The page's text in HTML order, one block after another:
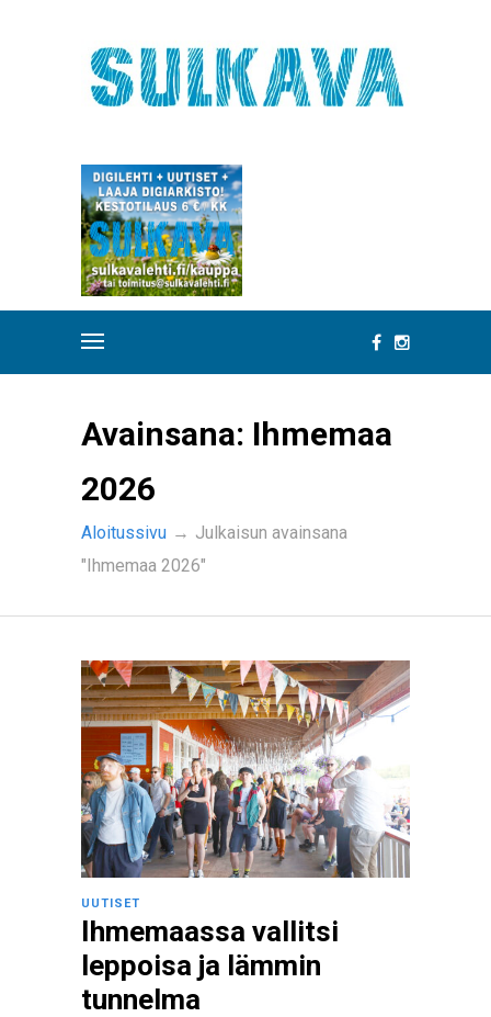
Avainsana: Ihmemaa
2026
Aloitussivu → Julkaisun avainsana
"Ihmemaa 2026"
UUTISET
Ihmemaassa vallitsi
leppoisa ja lämmin
tunnelma